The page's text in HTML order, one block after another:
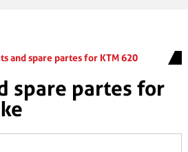
and spare partes for KTM 620
spare partes for